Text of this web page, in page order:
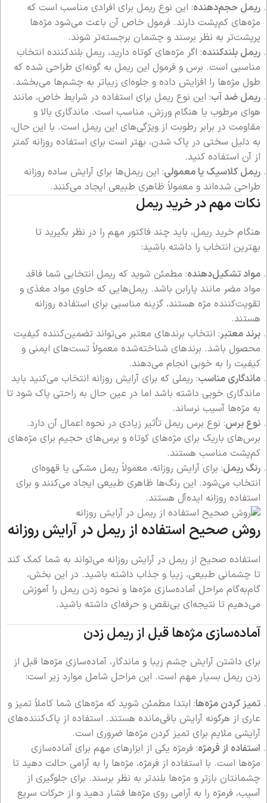
ریمل حجم‌دهنده: این نوع ریمل برای افرادی مناسب است که
مژه‌های کم‌پشت دارند. فرمول خاص آن باعث می‌شود مژه‌ها
پرپشت‌تر به نظر برسند و چشمان برجسته‌تر شوند.
ریمل بلندکننده: اگر مژه‌های کوتاه دارید، ریمل بلندکننده انتخاب
مناسبی است. برس و فرمول این ریمل به گونه‌ای طراحی شده که
طول مژه‌ها را افزایش داده و جلوه‌ای زیباتر به چشم‌ها می‌بخشد.
ریمل ضد آب: این نوع ریمل برای استفاده در شرایط خاص، مانند
هوای مرطوب یا هنگام ورزش، مناسب است. ماندگاری بالا و
مقاومت در برابر رطوبت از ویژگی‌های این ریمل است. با این حال،
به دلیل سختی در پاک شدن، بهتر است برای استفاده روزانه کمتر
از آن استفاده کنید.
ریمل کلاسیک یا معمولی: این ریمل‌ها برای آرایش ساده روزانه
طراحی شده‌اند و معمولاً ظاهری طبیعی ایجاد می‌کنند.
نکات مهم در خرید ریمل
هنگام خرید ریمل، باید چند فاکتور مهم را در نظر بگیرید تا
بهترین انتخاب را داشته باشید:
مواد تشکیل‌دهنده: مطمئن شوید که ریمل انتخابی شما فاقد
مواد مضر مانند پارابن باشد. ریمل‌هایی که حاوی مواد مغذی و
تقویت‌کننده مژه هستند، گزینه مناسبی برای استفاده روزانه
هستند.
برند معتبر: انتخاب برندهای معتبر می‌تواند تضمین‌کننده کیفیت
محصول باشد. برندهای شناخته‌شده معمولاً تست‌های ایمنی و
کیفیت را به خوبی انجام می‌دهند.
ماندگاری مناسب: ریملی که برای آرایش روزانه انتخاب می‌کنید باید
ماندگاری خوبی داشته باشد اما در عین حال به راحتی پاک شود تا
به مژه‌ها آسیب نرساند.
نوع برس: نوع برس ریمل تأثیر زیادی در نحوه اعمال آن دارد.
برس‌های باریک برای مژه‌های کوتاه و برس‌های حجیم برای مژه‌های
کم‌پشت مناسب هستند.
رنگ ریمل: برای آرایش روزانه، معمولاً ریمل مشکی یا قهوه‌ای
انتخاب می‌شود. این رنگ‌ها ظاهری طبیعی ایجاد می‌کنند و برای
استفاده روزانه ایده‌آل هستند.
روش صحیح استفاده از ریمل در آرایش روزانه
استفاده صحیح از ریمل در آرایش روزانه می‌تواند به شما کمک کند
تا چشمانی طبیعی، زیبا و جذاب داشته باشید. در این بخش،
گام‌به‌گام مراحل آماده‌سازی مژه‌ها و نحوه زدن ریمل را آموزش
می‌دهیم تا نتیجه‌ای بی‌نقص و حرفه‌ای داشته باشید.
آماده‌سازی مژه‌ها قبل از ریمل زدن
برای داشتن آرایش چشم زیبا و ماندگار، آماده‌سازی مژه‌ها قبل از
زدن ریمل بسیار مهم است. این مراحل شامل موارد زیر است:
تمیز کردن مژه‌ها: ابتدا مطمئن شوید که مژه‌های شما کاملاً تمیز و
عاری از هرگونه آرایش باقی‌مانده هستند. استفاده از پاک‌کننده‌های
آرایشی ملایم برای تمیز کردن مژه‌ها ضروری است.
استفاده از فرمژه: فرمژه یکی از ابزارهای مهم برای آماده‌سازی
مژه‌ها است. با استفاده از فرمژه، مژه‌ها را به آرامی حالت دهید تا
چشمانتان بازتر و مژه‌ها بلندتر به نظر برسند. برای جلوگیری از
آسیب، فرمژه را به آرامی روی مژه‌ها فشار دهید و از حرکات سریع